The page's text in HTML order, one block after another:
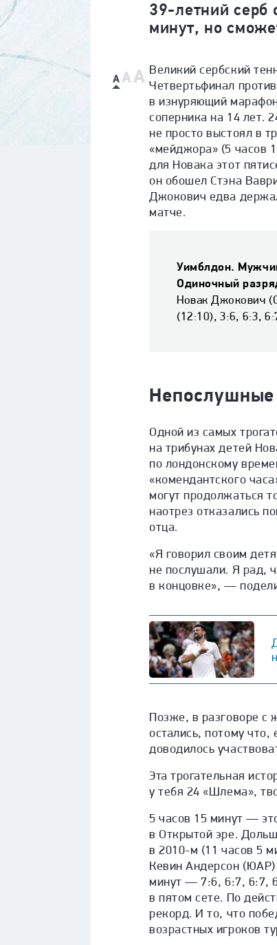
39-летний серб
минут, но
Великий сербский
Четвертьфинал
в изнуряющий
соперника на 14 лет.
не просто выстоял в
«мейджора» (5 часов
для Новака этот
он обошел Стэна
Джокович едва
матче.
Уимблдон.
Одиночный
Новак Джокович
(12:10), 3:6, 6:3,
Непослушные
Одной из самых
на трибунах детей
по лондонскому
«комендантского
могут продолжаться
наотрез отказались
отца.
«Я говорил своим
не послушали. Я рад,
в концовке», —
Позже, в разговоре с
остались, потому
доводилось
Эта трогательная
у тебя 24 «Шлема»,
5 часов 15 минут —
в Открытой эре.
в 2010-м (11 часов 5
Кевин Андерсон
минут — 7:6, 6:7, 6:7,
в пятом сете. По
рекорд. И то, что
возрастных игроков